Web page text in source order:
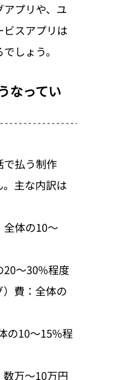
プリや、ユ
スアプリは
しょう。
なってい
で払う制作
主な内訳は
体の10〜
20〜30%程度
費：全体の
の10〜15%程
数万〜10万円